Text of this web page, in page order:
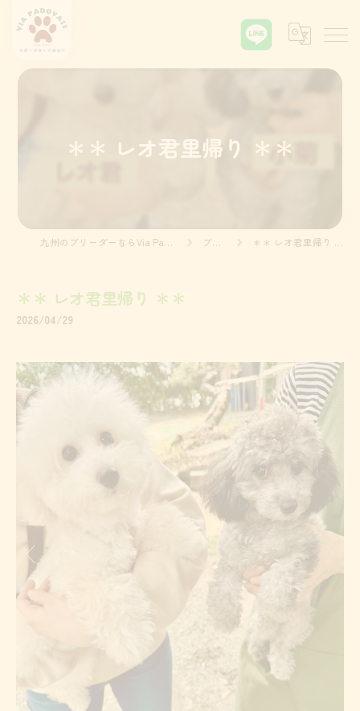
＊＊ レオ君里帰り ＊＊
ブログ ＊＊ レオ君里帰り ＊＊
＊＊ レオ君里帰り ＊＊
2026/04/29